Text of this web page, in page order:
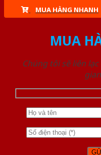
MUA HÀNG NHANH
MUA
Chúng tôi sẽ liên